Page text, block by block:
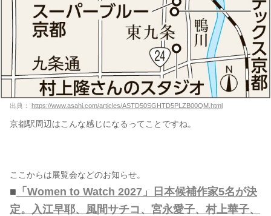
出典： https://www.asahi.com/articles/ASTD50SGHTD5PLZB00QM.html
京都駅周辺はこんな感じになるってことですね。
ここからは展覧会などのお知らせ。
■ 「Women to Watch 2027」日本候補作家5名が決
定。入江早耶、風間サチコ、宮永愛子、村上華子、